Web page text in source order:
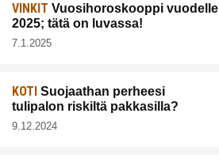
VINKIT Vuosihoroskooppi vuodelle
2025; tätä on luvassa!
7.1.2025
KOTI Suojaathan perheesi
tulipalon riskiltä pakkasilla?
9.12.2024